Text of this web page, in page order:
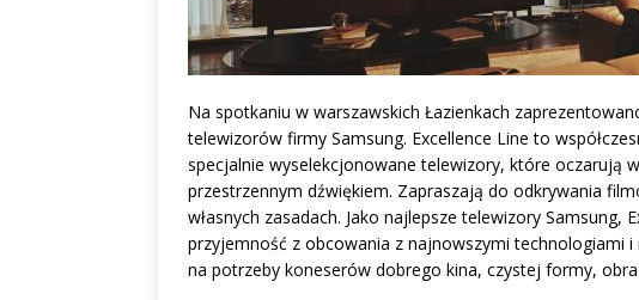
Na spotkaniu w warszawskich Łazienkach
telewizorów firmy Samsung. Excellence Line to
specjalnie wyselekcjonowane telewizory, które oczarują
przestrzennym dźwiękiem. Zapraszają do odkrywania
własnych zasadach. Jako najlepsze telewizory Samsung,
przyjemność z obcowania z najnowszymi technologiami
na potrzeby koneserów dobrego kina, czystej formy,